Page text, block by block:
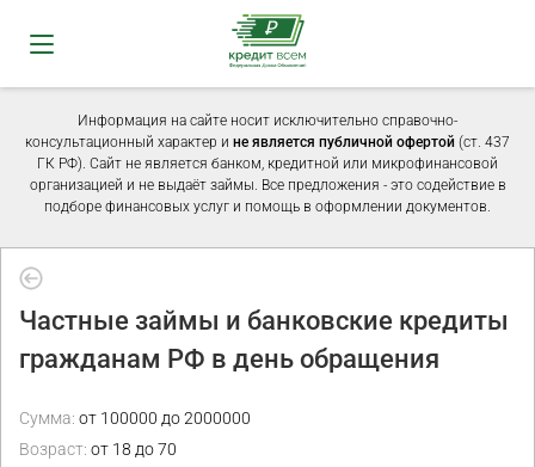
Информация на сайте носит исключительно справочно-
консультационный характер и не является публичной офертой (ст. 437
ГК РФ). Сайт не является банком, кредитной или микрофинансовой
организацией и не выдаёт займы. Все предложения - это содействие в
подборе финансовых услуг и помощь в оформлении документов.
Частные займы и банковские кредиты
гражданам РФ в день обращения
Сумма: от 100000 до 2000000
Возраст: от 18 до 70